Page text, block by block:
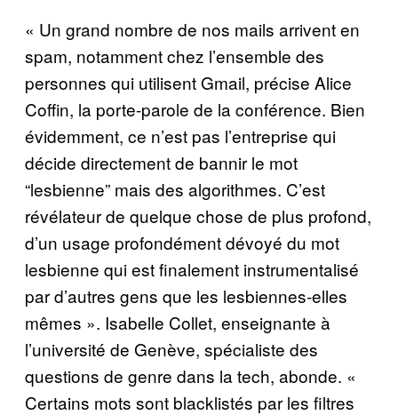
« Un grand nombre de nos mails arrivent en
spam, notamment chez l’ensemble des
personnes qui utilisent Gmail, précise Alice
Coffin, la porte-parole de la conférence. Bien
évidemment, ce n’est pas l’entreprise qui
décide directement de bannir le mot
“lesbienne” mais des algorithmes. C’est
révélateur de quelque chose de plus profond,
d’un usage profondément dévoyé du mot
lesbienne qui est finalement instrumentalisé
par d’autres gens que les lesbiennes-elles
mêmes ». Isabelle Collet, enseignante à
l’université de Genève, spécialiste des
questions de genre dans la tech, abonde. «
Certains mots sont blacklistés par les filtres